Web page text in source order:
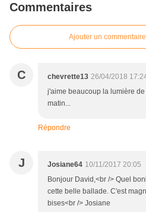
Commentaires
Ajouter un commentaire
C chevrette13 26/04/2018
j'aime beaucoup la lumière
matin...
Répondre
J Josiane64 10/11/2017 20:05
Bonjour David,<br /> Quel
cette belle ballade. C'est
bises<br /> Josiane